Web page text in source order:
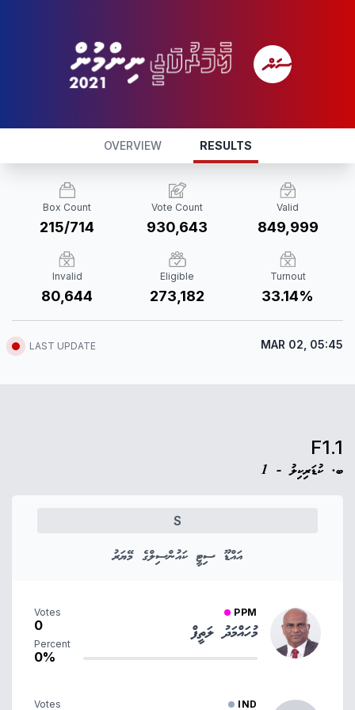
RESULTS
OVERVIEW
Box Count
215/714
Vote Count
930,643
Valid
849,999
Invalid
80,644
Eligible
273,182
Turnout
33.14%
LAST UPDATE MAR 02, 05:45
F1.1
ބ. ކުޑަރިކިލު - 1
S
އައްޑޫ ސިޓީ ކައުންސިލްގެ މޭޔަރު
PPM
މުހައްމަދު ލަތީފް
Votes
0
Percent
0%
IND
Votes